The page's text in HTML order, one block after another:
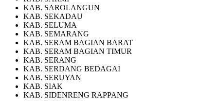
KAB. SAROLANGUN
KAB. SEKADAU
KAB. SELUMA
KAB. SEMARANG
KAB. SERAM BAGIAN BARAT
KAB. SERAM BAGIAN TIMUR
KAB. SERANG
KAB. SERDANG BEDAGAI
KAB. SERUYAN
KAB. SIAK
KAB. SIDENRENG RAPPANG